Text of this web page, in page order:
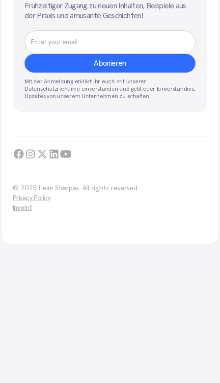
Frühzeitiger Zugang zu neuen Inhalten, Beispiele aus
der Praxis und amüsante Geschichten!
Mit der Anmeldung erklärt ihr euch mit unserer
Datenschutzrichtlinie einverstanden und gebt euer Einverständnis,
Updates von unserem Unternehmen zu erhalten.
© 2025 Lean Sherpas. All rights reserved.
Privacy Policy
Imprint